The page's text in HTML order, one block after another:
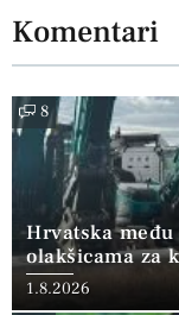
Komentari
8
Hrvatska
olakšicama za
1.8.2026